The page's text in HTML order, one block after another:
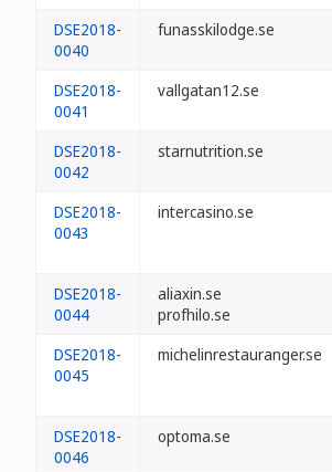
DSE2018-
0040
funasskilodge.se
DSE2018-
0041
vallgatan12.se
DSE2018-
0042
starnutrition.se
DSE2018-
0043
intercasino.se
DSE2018-
0044
aliaxin.se
profhilo.se
DSE2018-
0045
michelinrestauranger.se
DSE2018-
0046
optoma.se